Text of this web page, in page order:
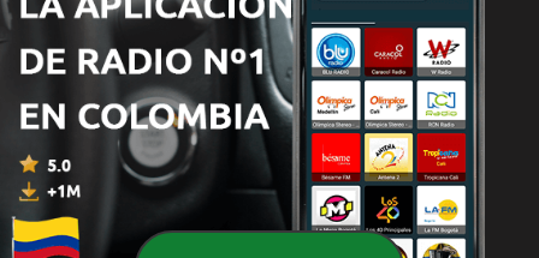
Giacomo Roncagliolo - La suerte de poder huir
07 ago. 2026
1918 Américo Mendoza Mori - Oda a Galerías Wilson
06 ago. 2026
1917 - Roxana Barrantes - ¿Por qué se filtra lo que aún
no se anuncia?
05 ago. 2026